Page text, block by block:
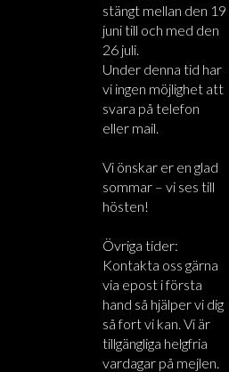
stängt mellan den 19
juni till och med den
26 juli.
Under denna tid har
vi ingen möjlighet att
svara på telefon
eller mail.
Vi önskar er en glad
sommar – vi ses till
hösten!
Övriga tider:
Kontakta oss gärna
via epost i första
hand så hjälper vi dig
så fort vi kan. Vi är
tillgängliga helgfria
vardagar på mejlen.